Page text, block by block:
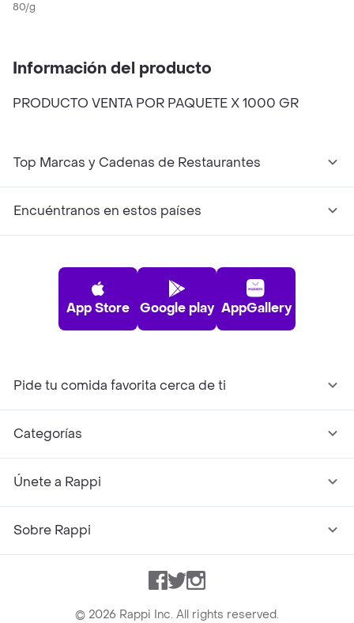
80/g
Información del producto
PRODUCTO VENTA POR PAQUETE X 1000 GR
Top Marcas y Cadenas de Restaurantes
Encuéntranos en estos países
App Store Google play AppGallery
Pide tu comida favorita cerca de ti
Categorías
Únete a Rappi
Sobre Rappi
Facebook
TwitterInstagram
© 2026 Rappi Inc. All rights reserved.